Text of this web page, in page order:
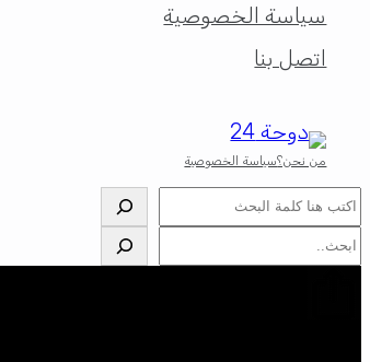
سياسة الخصوصية
اتصل بنا
من نحن؟سياسة الخصوصية
البحث
البحث